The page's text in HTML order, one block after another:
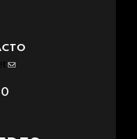
(link
e-